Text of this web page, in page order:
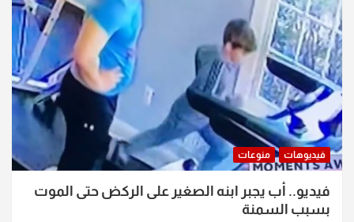
فيديوهات منوعات
فيديو.. أب يجبر ابنه الصغير على الركض حتى الموت
بسبب السمنة